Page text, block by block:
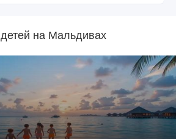
на Мальдивах